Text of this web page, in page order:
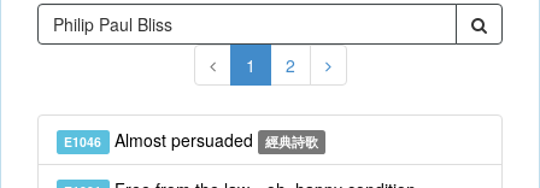
1 2
E1046 Almost persuaded 經典詩歌